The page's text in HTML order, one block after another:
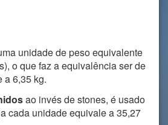
unidade de peso equivalente
o que faz a equivalência ser de
a 6,35 kg.
ao invés de stones, é usado
cada unidade equivale a 35,27